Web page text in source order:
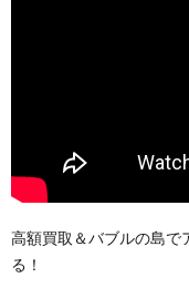
高額買取＆バブルの島で
る！